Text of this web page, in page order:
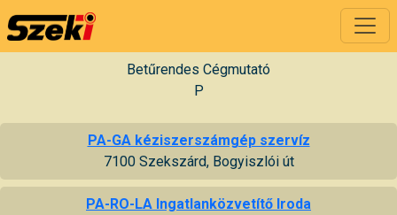
Betűrendes Cégmutató
P
PA-GA kéziszerszámgép szervíz
7100 Szekszárd, Bogyiszlói út
PA-RO-LA Ingatlanközvetítő Iroda